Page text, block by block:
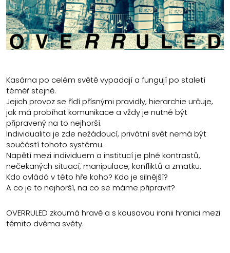
Kasárna po celém světě vypadají a fungují po staletí
téměř stejně.
Jejich provoz se řídí přísnými pravidly, hierarchie určuje,
jak má probíhat komunikace a vždy je nutné být
připravený na to nejhorší.
Individualita je zde nežádoucí, privátní svět nemá být
součástí tohoto systému.
Napětí mezi individuem a institucí je plné kontrastů,
nečekaných situací, manipulace, konfliktů a zmatku.
Kdo ovládá v této hře koho? Kdo je silnější?
A co je to nejhorší, na co se máme připravit?
OVERRULED zkoumá hravě a s kousavou ironii hranici mezi
těmito dvěma světy.